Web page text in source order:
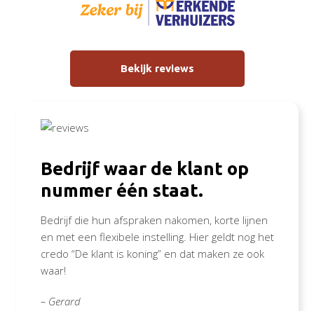
Bekijk reviews
Bedrijf waar de klant op
nummer één staat.
Bedrijf die hun afspraken nakomen, korte lijnen
en met een flexibele instelling. Hier geldt nog het
credo “De klant is koning” en dat maken ze ook
waar!
– Gerard